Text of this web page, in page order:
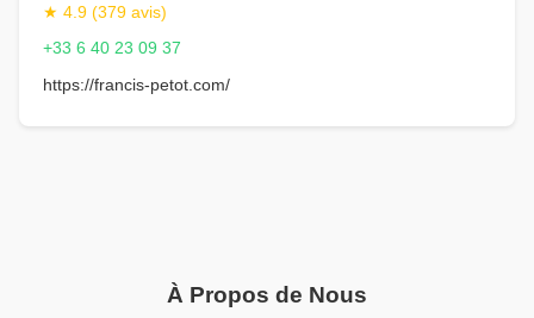
★ 4.9 (379 avis)
+33 6 40 23 09 37
https://francis-petot.com/
À Propos de Nous